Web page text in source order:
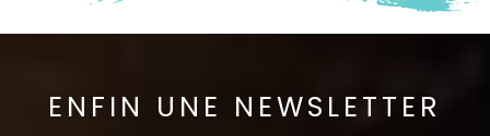
ENFIN UNE NEWSLETTER